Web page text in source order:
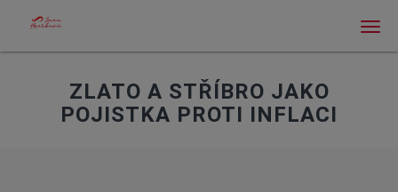
ZLATO A STŘÍBRO JAKO
POJISTKA PROTI INFLACI